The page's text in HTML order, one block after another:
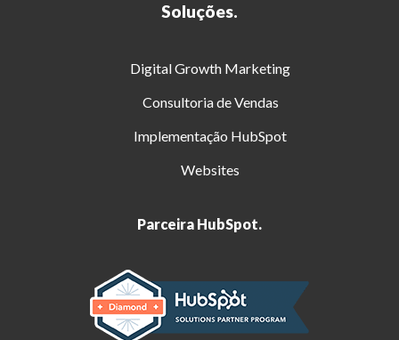
Soluções.
Digital Growth Marketing
Consultoria de Vendas
Implementação HubSpot
Websites
Parceira HubSpot.